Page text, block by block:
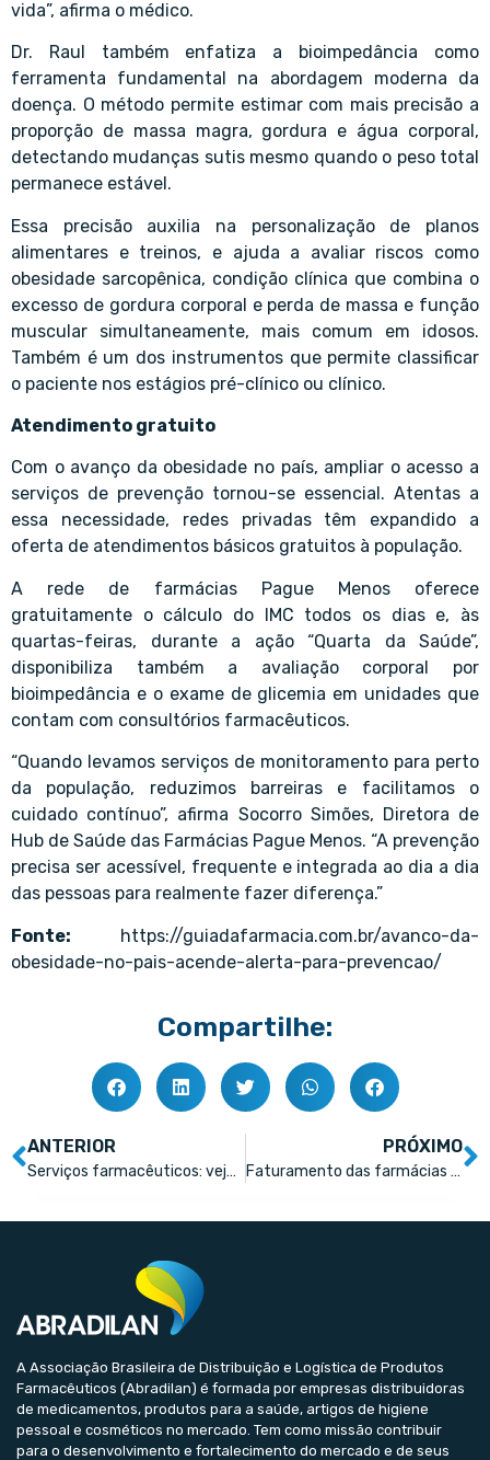
vida”, afirma o médico.
Dr. Raul também enfatiza a bioimpedância como
ferramenta fundamental na abordagem moderna da
doença. O método permite estimar com mais precisão a
proporção de massa magra, gordura e água corporal,
detectando mudanças sutis mesmo quando o peso total
permanece estável.
Essa precisão auxilia na personalização de planos
alimentares e treinos, e ajuda a avaliar riscos como
obesidade sarcopênica, condição clínica que combina o
excesso de gordura corporal e perda de massa e função
muscular simultaneamente, mais comum em idosos.
Também é um dos instrumentos que permite classificar
o paciente nos estágios pré-clínico ou clínico.
Atendimento gratuito
Com o avanço da obesidade no país, ampliar o acesso a
serviços de prevenção tornou-se essencial. Atentas a
essa necessidade, redes privadas têm expandido a
oferta de atendimentos básicos gratuitos à população.
A rede de farmácias Pague Menos oferece
gratuitamente o cálculo do IMC todos os dias e, às
quartas-feiras, durante a ação “Quarta da Saúde”,
disponibiliza também a avaliação corporal por
bioimpedância e o exame de glicemia em unidades que
contam com consultórios farmacêuticos.
“Quando levamos serviços de monitoramento para perto
da população, reduzimos barreiras e facilitamos o
cuidado contínuo”, afirma Socorro Simões, Diretora de
Hub de Saúde das Farmácias Pague Menos. “A prevenção
precisa ser acessível, frequente e integrada ao dia a dia
das pessoas para realmente fazer diferença.”
Fonte:
https://guiadafarmacia.com.br/avanco-da-
obesidade-no-pais-acende-alerta-para-prevencao/
Compartilhe:
ANTERIOR
Serviços farmacêuticos: veja os 10 mais procurados
PRÓXIMO
Faturamento das farmácias cresce 4,5% em outubro
A Associação Brasileira de Distribuição e Logística de Produtos
Farmacêuticos (Abradilan) é formada por empresas distribuidoras
de medicamentos, produtos para a saúde, artigos de higiene
pessoal e cosméticos no mercado. Tem como missão contribuir
para o desenvolvimento e fortalecimento do mercado e de seus